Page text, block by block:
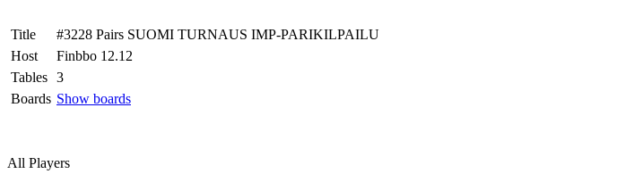
Title
#3228 Pairs SUOMI TURNAUS IMP-PARIKILPAILU
Host
Finbbo 12.12
Tables 3
Boards Show boards
All Players